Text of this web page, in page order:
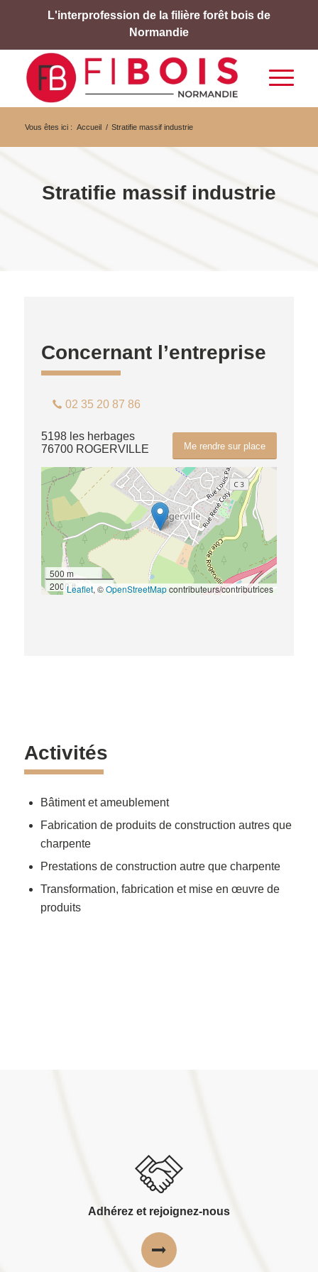
L'interprofession de la filière forêt bois de
Normandie
Vous êtes ici : Accueil / Stratifie massif industrie
Stratifie massif industrie
Concernant l’entreprise
02 35 20 87 86
Me rendre sur place
5198 les herbages
76700 ROGERVILLE
500 m
2000 ftLeaflet, ©OpenStreetMapcontributeurs/contributrices
Activités
Bâtiment et ameublement
Fabrication de produits de construction autres que
charpente
Prestations de construction autre que charpente
Transformation, fabrication et mise en œuvre de
produits
Adhérez et rejoignez-nous